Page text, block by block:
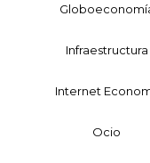
Infraestructura
Internet
Ocio